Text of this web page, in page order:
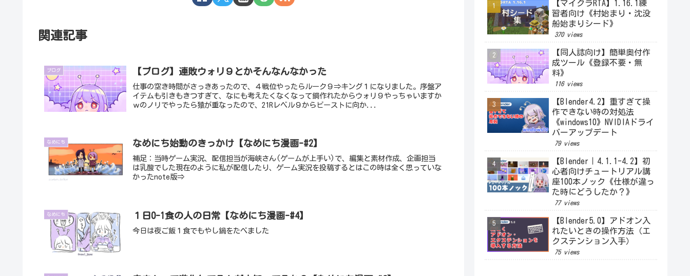
関連記事
ブログ 【ブログ】連敗ウォリ９とかそんなんなかった
仕事の空き時間がさっきあったので、４戦位やったらルーク９⇒キング１になりました。序盤ア
イテムも引きもきつすぎて、なにも考えたくなくなって鋼作れたからウォリ９やっちゃいますか
ｗのノリでやったら猿が重なったので、21Rレベル９からビーストに向か...
なめにち なめにち始動のきっかけ【なめにち漫画-#2】
補足：当時ゲーム実況、配信担当が海峡さん(ゲームが上手い)で、編集と素材作成、企画担当
は乳酸でした現在のように私が配信したり、ゲーム実況を投稿するとはこの時は全く思っていな
かったnote版⇒
なめにち １日0-1食の人の日常【なめにち漫画-#4】
今日は夜ご飯１食でもやし鍋をたべました
【マイクラRTA】1.16.1練
習者向け《村始まり・沈没
船始まりシード》
370 views
【同人誌向け】簡単奥付作
成ツール《登録不要・無
料》
116 views
【Blender4.2】重すぎて操
作できない時の対処法
《windows10》NVIDIAドライ
バーアップデート
79 views
【Blender｜4.1.1-4.2】初
心者向けチュートリアル講
座100本ノック《仕様が違っ
た時にどうしたか？》
77 views
【Blender5.0】アドオン入
れたいときの操作方法（エ
クステンション入手）
75 views